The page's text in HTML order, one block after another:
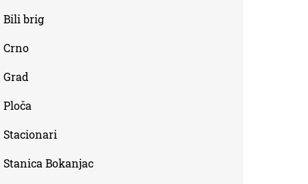
Bili brig
Crno
Grad
Ploča
Stacionari
Stanica Bokanjac